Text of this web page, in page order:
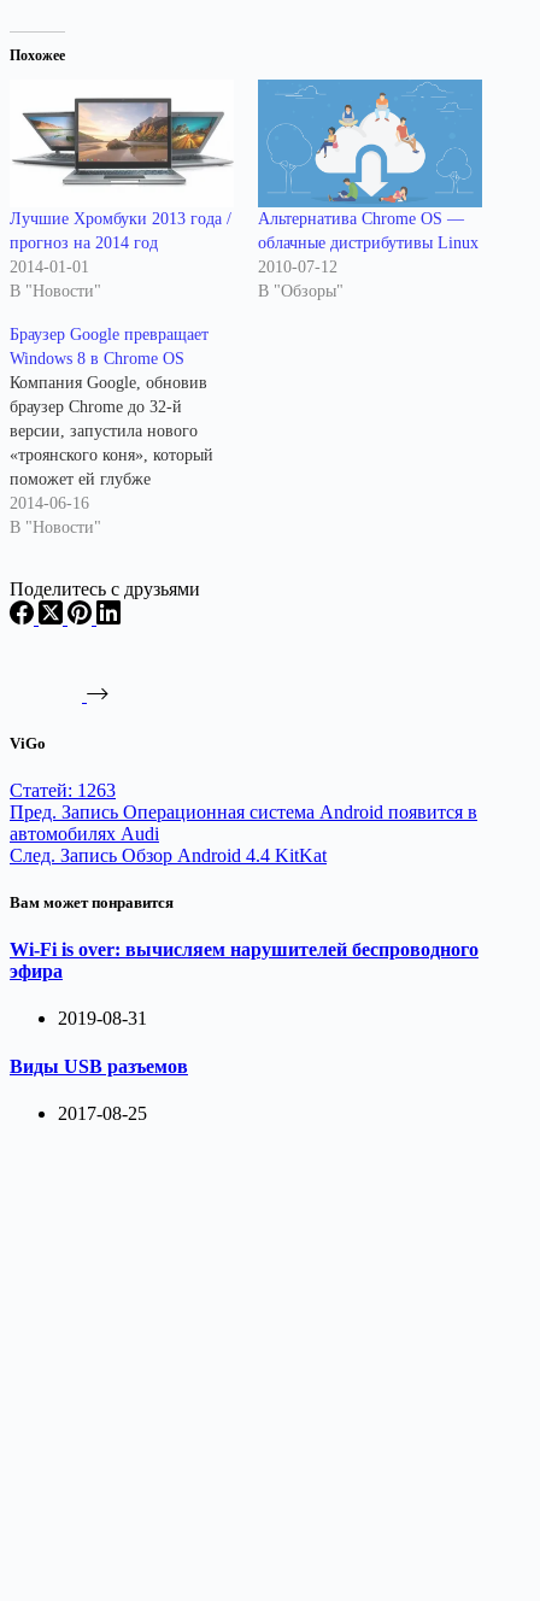
Похожее
Лучшие Хромбуки 2013 года /
прогноз на 2014 год
2014-01-01
В "Новости"
Альтернатива Chrome OS —
облачные дистрибутивы Linux
2010-07-12
В "Обзоры"
Браузер Google превращает
Windows 8 в Chrome OS
Компания Google, обновив
браузер Chrome до 32-й
версии, запустила нового
«троянского коня», который
поможет ей глубже
проникнуть на компьютеры с
Windows 8. Улучшенный
Microsoft практически
неотличимой от платформы
Windows 8, который числится
загружаясь…
2014-06-16
В "Новости"
Поделитесь с друзьями
ViGo
Статей: 1263
Пред. Запись Операционная система Android появится в
автомобилях Audi
След. Запись Обзор Android 4.4 KitKat
Вам может понравится
Wi-Fi is over: вычисляем нарушителей беспроводного
эфира
2019-08-31
Виды USB разъемов
2017-08-25